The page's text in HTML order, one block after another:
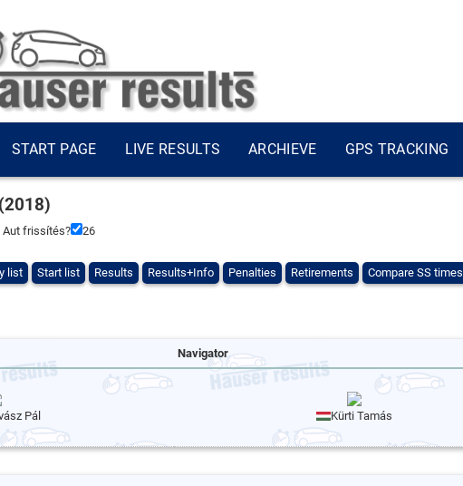
START PAGE LIVE RESULTS ARCHIEVE GPS TRACKING
frissítés? 25
list Start list Results Results+Info Penalties Retirements Compare SS times
Navigator
Pál Kürti Tamás